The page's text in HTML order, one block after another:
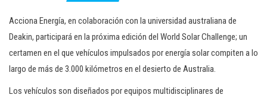
Acciona Energía, en colaboración con la universidad australiana de
Deakin, participará en la próxima edición del World Solar Challenge; un
certamen en el que vehículos impulsados por energía solar compiten a lo
largo de más de 3.000 kilómetros en el desierto de Australia.
Los vehículos son diseñados por equipos multidisciplinares de